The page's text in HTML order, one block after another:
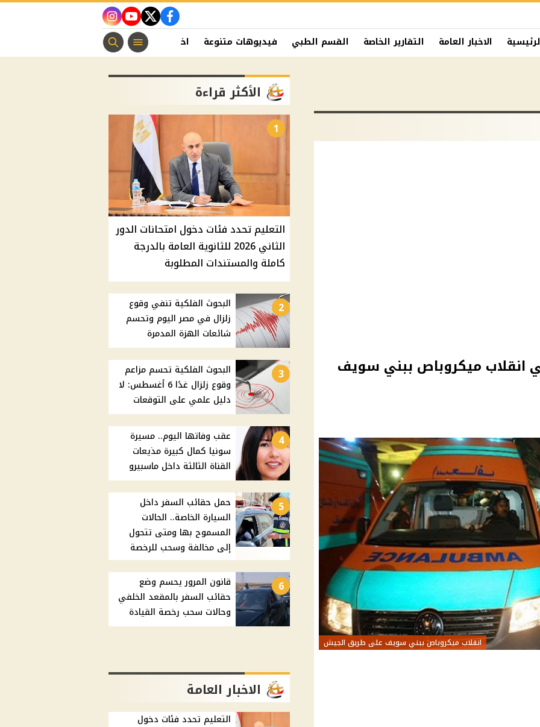
facebook
twitter
youtube
instagram
الاخبار العامة التقارير الخاصة القسم الطبي فيديوهات متنوعة اخبار الفن منوعات مسيحية
سيدة وإصابة 10 في انقلاب ميكروباص ببني سويف
انقلاب ميكروباص ببني سويف على طريق الجيش
الأكثر قراءة
1
التعليم تحدد فئات دخول امتحانات الدور
الثاني 2026 للثانوية العامة بالدرجة
كاملة والمستندات المطلوبة
2
البحوث الفلكية تنفي وقوع
زلزال في مصر اليوم وتحسم
شائعات الهزة المدمرة
3
البحوث الفلكية تحسم مزاعم
وقوع زلزال غدًا 6 أغسطس: لا
دليل علمي على التوقعات
4
عقب وفاتها اليوم.. مسيرة
سونيا كمال كبيرة مذيعات
القناة الثالثة داخل ماسبيرو
5
حمل حقائب السفر داخل
السيارة الخاصة.. الحالات
المسموح بها ومتى تتحول
إلى مخالفة وسحب للرخصة
6
قانون المرور يحسم وضع
حقائب السفر بالمقعد الخلفي
وحالات سحب رخصة القيادة
الاخبار العامة
التعليم تحدد فئات دخول